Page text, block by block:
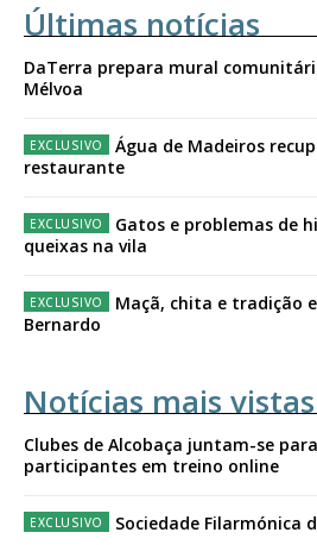
Últimas notícias
DaTerra prepara mural
Mélvoa
Água de Madeiros
restaurante
Gatos e problemas de
queixas na vila
Maçã, chita e tradição
Bernardo
Notícias mais vistas
Clubes de Alcobaça juntam-se
participantes em treino online
Sociedade Filarmónica